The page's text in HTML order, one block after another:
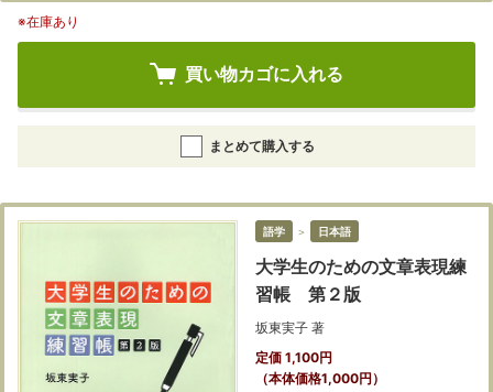
※在庫あり
買い物カゴに入れる
まとめて購入する
語学 ＞ 日本語
大学生のための文章表現練
習帳 第２版
坂東実子 著
定価 1,100円
（本体価格1,000円）